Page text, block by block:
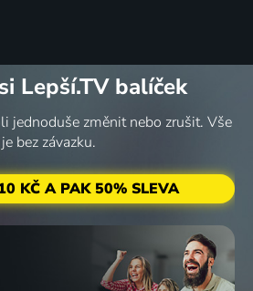
Lepší.TV balíček
jednoduše změnit nebo zrušit. Vše
je bez závazku.
KČ A PAK 50% SLEVA